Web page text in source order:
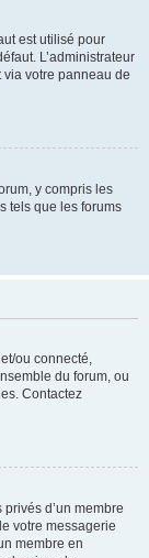
est utilisé pour
L’administrateur
votre panneau de
y compris les
tels que les forums
ou connecté,
du forum, ou
Contactez
d’un membre
votre messagerie
membre en